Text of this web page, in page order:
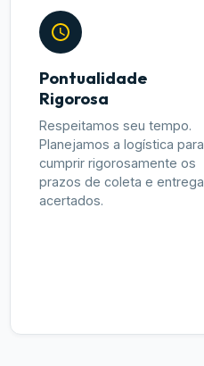
Pontualidade
Rigorosa
Respeitamos seu tempo.
Planejamos a logística para
cumprir rigorosamente os
prazos de coleta e entrega
acertados.